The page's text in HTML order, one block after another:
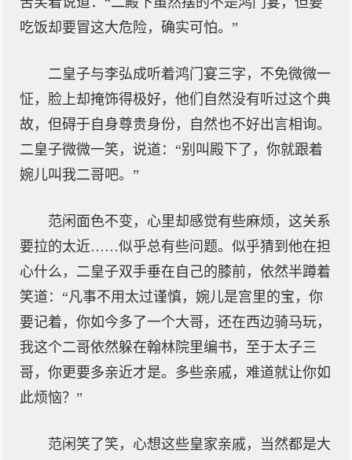
吃饭却要冒这大危险，确实可怕。”
二皇子与李弘成听着鸿门宴三字，不免微微一
怔，脸上却掩饰得极好，他们自然没有听过这个典
故，但碍于自身尊贵身份，自然也不好出言相询。
二皇子微微一笑，说道：“别叫殿下了，你就跟着
婉儿叫我二哥吧。”
范闲面色不变，心里却感觉有些麻烦，这关系
要拉的太近……似乎总有些问题。似乎猜到他在担
心什么，二皇子双手垂在自己的膝前，依然半蹲着
笑道：“凡事不用太过谨慎，婉儿是宫里的宝，你
要记着，你如今多了一个大哥，还在西边骑马玩，
我这个二哥依然躲在翰林院里编书，至于太子三
哥，你更要多亲近才是。多些亲戚，难道就让你如
此烦恼？”
范闲笑了笑，心想这些皇家亲戚，当然都是大